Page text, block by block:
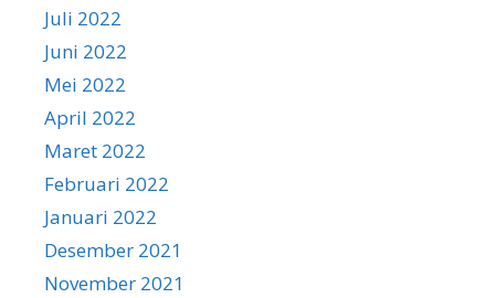
Juli 2022
Juni 2022
Mei 2022
April 2022
Maret 2022
Februari 2022
Januari 2022
Desember 2021
November 2021